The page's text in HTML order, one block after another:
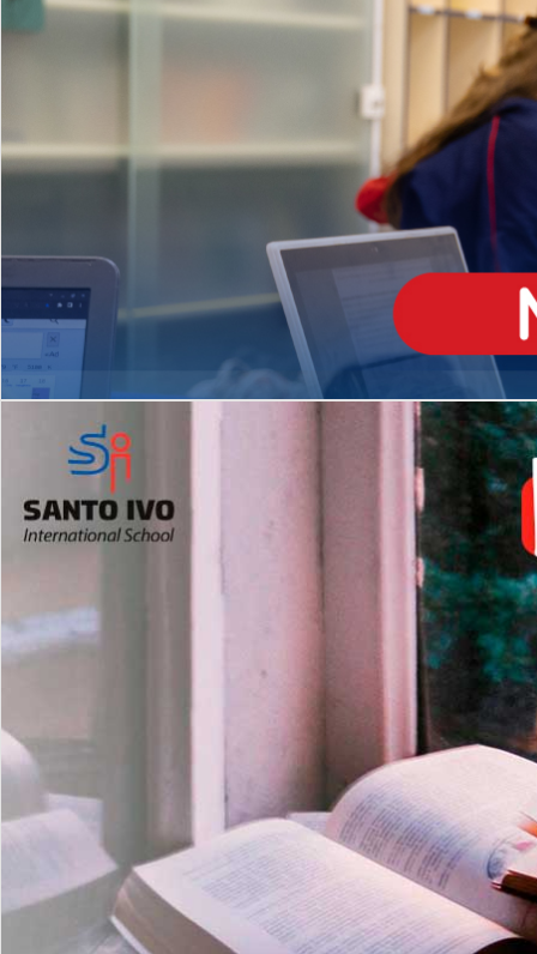
Matrículas Abertas 2026
Inglês todos os dias
MÉDIO
igh School
Dupla Diplomação
2º AO 5º ANO FUNDAMENTAL
es
Com imersão Bilingue - Anos
Finais
6º AO 9º ANO FUNDAMENTAL
Inglês: Turmas Reduzidas
(Proficiência)